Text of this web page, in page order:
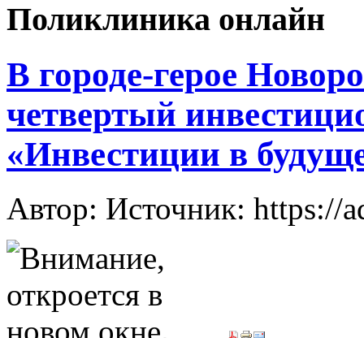
Поликлиника онлайн
В городе-герое
четвертый
«Инвестиции в
Автор: Источник: https://